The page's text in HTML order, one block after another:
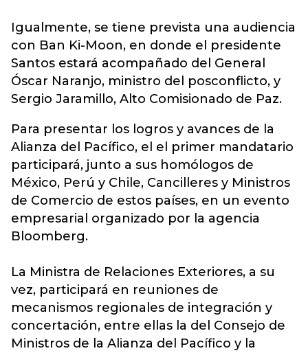
Igualmente, se tiene prevista una audiencia
con Ban Ki-Moon, en donde el presidente
Santos estará acompañado del General
Óscar Naranjo, ministro del posconflicto, y
Sergio Jaramillo, Alto Comisionado de Paz.
Para presentar los logros y avances de la
Alianza del Pacífico, el el primer mandatario
participará, junto a sus homólogos de
México, Perú y Chile, Cancilleres y Ministros
de Comercio de estos países, en un evento
empresarial organizado por la agencia
Bloomberg.
La Ministra de Relaciones Exteriores, a su
vez, participará en reuniones de
mecanismos regionales de integración y
concertación, entre ellas la del Consejo de
Ministros de la Alianza del Pacífico y la